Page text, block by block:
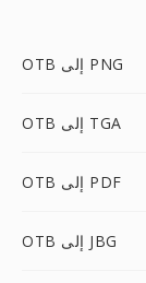
OTB إلى PNG
OTB إلى TGA
OTB إلى PDF
OTB إلى JBG